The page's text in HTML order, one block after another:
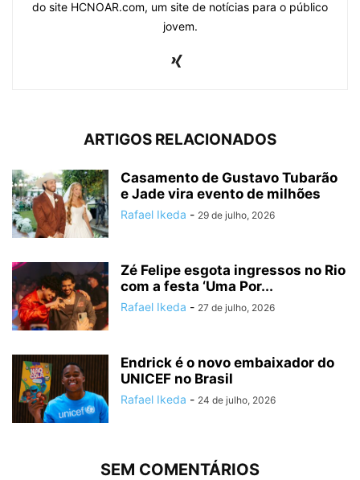
do site HCNOAR.com, um site de notícias para o público
jovem.
ARTIGOS RELACIONADOS
Casamento de Gustavo Tubarão
e Jade vira evento de milhões
Rafael Ikeda - 29 de julho, 2026
Zé Felipe esgota ingressos no Rio
com a festa ‘Uma Por...
Rafael Ikeda - 27 de julho, 2026
Endrick é o novo embaixador do
UNICEF no Brasil
Rafael Ikeda - 24 de julho, 2026
SEM COMENTÁRIOS